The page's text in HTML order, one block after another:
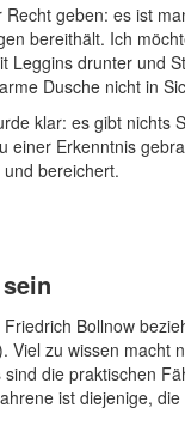
geben: es ist
bereithält. Ich
Leggins drunter
Dusche nicht in
klar: es gibt
einer Erkenntnis
bereichert.
Bollnow
zu wissen
die praktischen
ist diejenige,